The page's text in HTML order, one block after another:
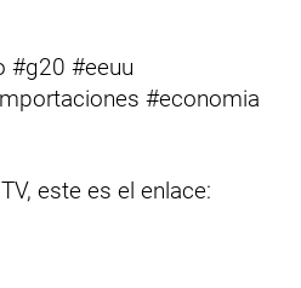
#g20 #eeuu
#economia
este es el enlace: